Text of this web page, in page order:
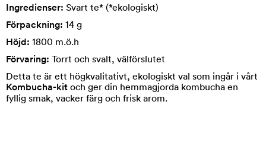
Ingredienser: Svart te* (*ekologiskt)
Förpackning: 14 g
Höjd: 1800 m.ö.h
Förvaring: Torrt och svalt, välförslutet
Detta te är ett högkvalitativt, ekologiskt val som ingår i vårt
Kombucha-kit och ger din hemmagjorda kombucha en
fyllig smak, vacker färg och frisk arom.